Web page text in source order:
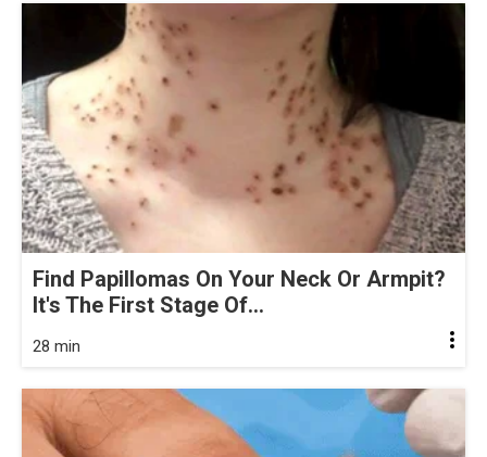
Find Papillomas On Your Neck Or Armpit?
It's The First Stage Of...
28 min